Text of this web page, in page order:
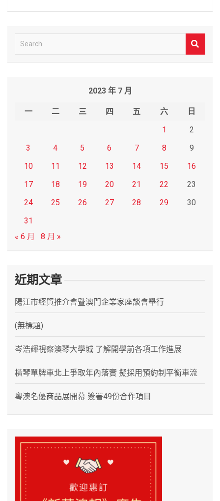
e
2023 年 7 月
一 二 三 四 五 六
日
1
2
3
4 5 6 7 8
9
10
11 12 13 14 15
16
17
18 19 20 21 22
23
24
25 26 27 28 29
30
31
« 6 月
8 月 »
近期文章
陽江市經貿推介會暨澳門企業家座談會舉行
(無標題)
岑浩輝視察澳琴大學城 了解開學前各項工作進展
橫琴單牌車北上爭取年內落實 擬採用預約制平衡車流
粵澳名優商品展開幕 簽署49份合作項目